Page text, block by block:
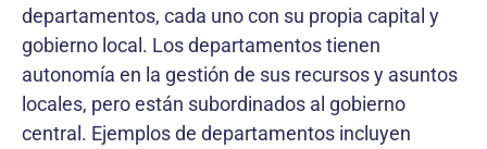
departamentos, cada uno con su propia capital y
gobierno local. Los departamentos tienen
autonomía en la gestión de sus recursos y asuntos
locales, pero están subordinados al gobierno
central. Ejemplos de departamentos incluyen